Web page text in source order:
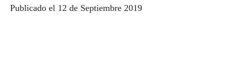
Publicado el 12 de Septiembre 2019